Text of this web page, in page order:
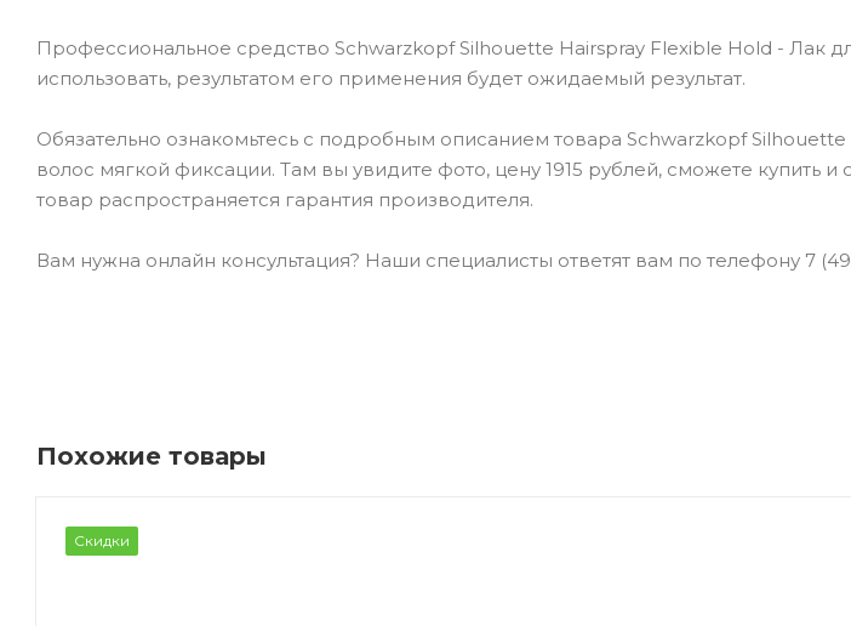
Профессиональное средство Schwarzkopf Silhouette Hairspray Flexible Hold - Лак
использовать, результатом его применения будет ожидаемый результат.
Обязательно ознакомьтесь с подробным описанием товара Schwarzkopf
волос мягкой фиксации. Там вы увидите фото, цену 1915 рублей, сможете купить
товар распространяется гарантия производителя.
Вам нужна онлайн консультация? Наши специалисты ответят вам по телефону 7
Похожие товары
Скидки